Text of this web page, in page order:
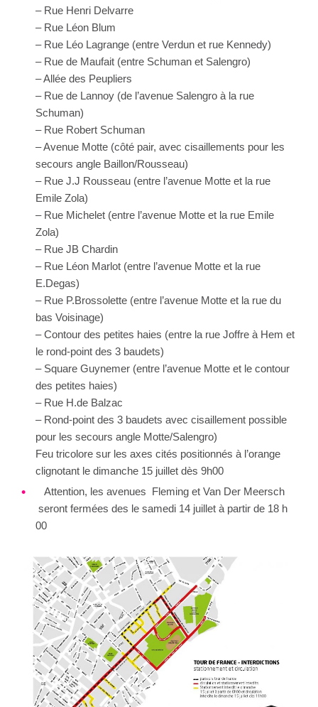
– Rue Henri Delvarre
– Rue Léon Blum
– Rue Léo Lagrange (entre Verdun et rue Kennedy)
– Rue de Maufait (entre Schuman et Salengro)
– Allée des Peupliers
– Rue de Lannoy (de l’avenue Salengro à la rue
Schuman)
– Rue Robert Schuman
– Avenue Motte (côté pair, avec cisaillements pour les
secours angle Baillon/Rousseau)
– Rue J.J Rousseau (entre l’avenue Motte et la rue
Emile Zola)
– Rue Michelet (entre l’avenue Motte et la rue Emile
Zola)
– Rue JB Chardin
– Rue Léon Marlot (entre l’avenue Motte et la rue
E.Degas)
– Rue P.Brossolette (entre l’avenue Motte et la rue du
bas Voisinage)
– Contour des petites haies (entre la rue Joffre à Hem et
le rond-point des 3 baudets)
– Square Guynemer (entre l’avenue Motte et le contour
des petites haies)
– Rue H.de Balzac
– Rond-point des 3 baudets avec cisaillement possible
pour les secours angle Motte/Salengro)
Feu tricolore sur les axes cités positionnés à l’orange
clignotant le dimanche 15 juillet dès 9h00
Attention, les avenues Fleming et Van Der Meersch
seront fermées des le samedi 14 juillet à partir de 18 h
00